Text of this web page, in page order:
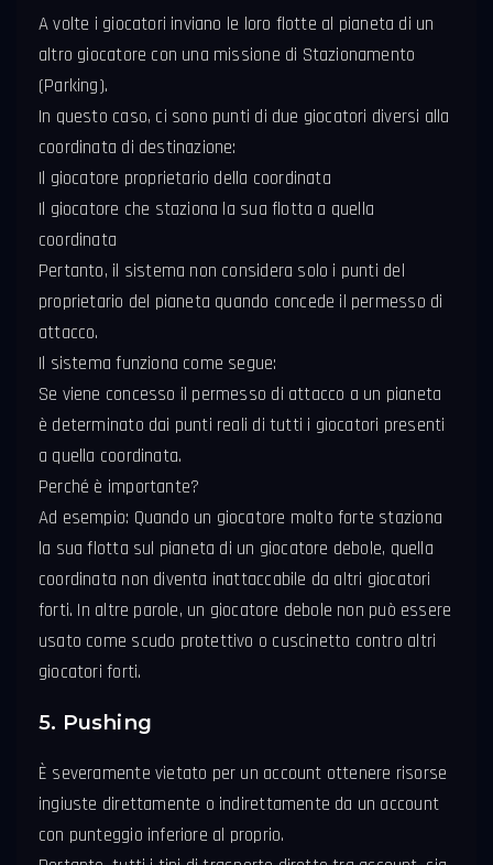
A volte i giocatori inviano le loro flotte al pianeta di un
altro giocatore con una missione di Stazionamento
(Parking).
In questo caso, ci sono punti di due giocatori diversi alla
coordinata di destinazione:
Il giocatore proprietario della coordinata
Il giocatore che staziona la sua flotta a quella
coordinata
Pertanto, il sistema non considera solo i punti del
proprietario del pianeta quando concede il permesso di
attacco.
Il sistema funziona come segue:
Se viene concesso il permesso di attacco a un pianeta
è determinato dai punti reali di tutti i giocatori presenti
a quella coordinata.
Perché è importante?
Ad esempio: Quando un giocatore molto forte staziona
la sua flotta sul pianeta di un giocatore debole, quella
coordinata non diventa inattaccabile da altri giocatori
forti. In altre parole, un giocatore debole non può essere
usato come scudo protettivo o cuscinetto contro altri
giocatori forti.
5. Pushing
È severamente vietato per un account ottenere risorse
ingiuste direttamente o indirettamente da un account
con punteggio inferiore al proprio.